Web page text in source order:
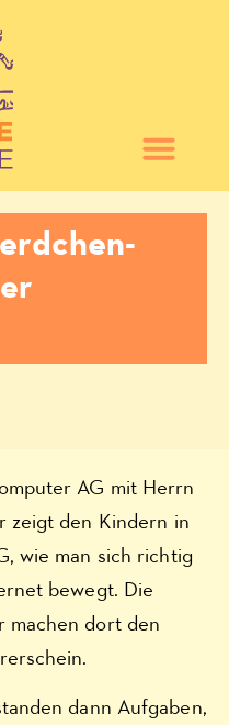
AG mit Herrn
zeigt den Kindern in
wie man sich richtig
bewegt. Die
machen dort den
dann Aufgaben,